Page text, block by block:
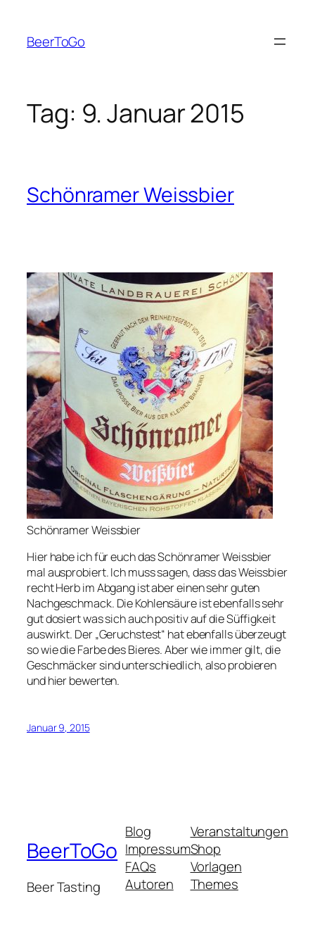
springen
BeerToGo
Tag: 9. Januar 2015
Schönramer Weissbier
Schönramer Weissbier
Hier habe ich für euch das Schönramer Weissbier
mal ausprobiert. Ich muss sagen, dass das Weissbier
recht Herb im Abgang ist aber einen sehr guten
Nachgeschmack. Die Kohlensäure ist ebenfalls sehr
gut dosiert was sich auch positiv auf die Süffigkeit
auswirkt. Der „Geruchstest“ hat ebenfalls überzeugt
so wie die Farbe des Bieres. Aber wie immer gilt, die
Geschmäcker sind unterschiedlich, also probieren
und hier bewerten.
Januar 9, 2015
BeerToGo
Beer Tasting
Blog
Impressum
FAQs
Autoren
Veranstaltungen
Shop
Vorlagen
Themes